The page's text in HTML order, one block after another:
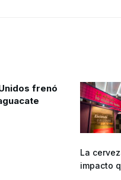
frenó
La
impacto